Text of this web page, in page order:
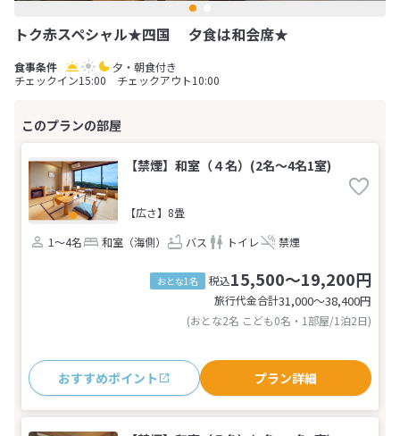
トク赤スペシャル★四国 夕食は和会席★
夕・朝食付き
チェックイン15:00 チェックアウト10:00
【禁煙】和室（４名）(2名～4名1室)
【広さ】8畳
1～4名
和室（海側） バス トイレ 禁煙
おとな1名 税込15,500～19,200円
旅行代金合計31,000〜38,400円
(おとな2名 こども0名・1部屋/1泊2日)
おすすめポイント プラン詳細